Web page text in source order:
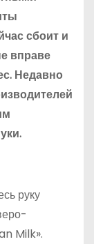
сбоит и
вправе
Недавно
руку
Milk».